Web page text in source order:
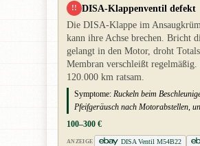
!! DISA-Klappenventil defekt
Die DISA-Klappe im
kann ihre Achse brechen. Bricht
gelangt in den Motor, droht
Membran verschleißt regelmäßig.
120.000 km ratsam.
Symptome: Ruckeln beim
Pfeifgeräusch nach Motorabstellen,
100–300 €
ANZEIGE DISA Ventil M54B22